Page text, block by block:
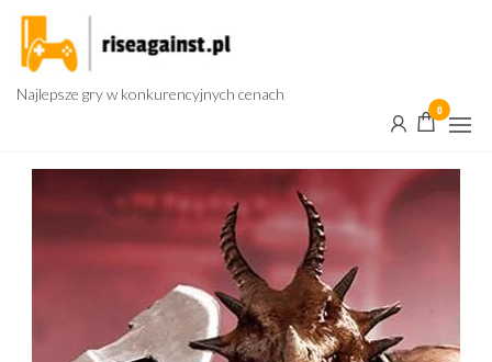
Przejdź
treści
Najlepsze gry w konkurencyjnych cenach
0